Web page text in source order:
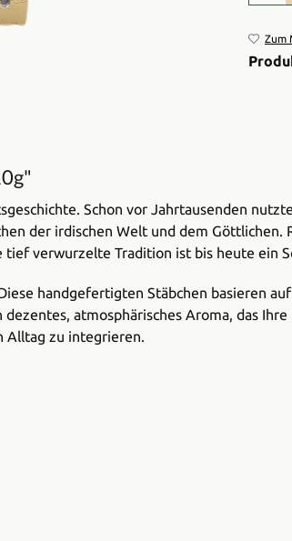
Zum
Schon vor Jahrtausenden
der irdischen Welt und dem
verwurzelte Tradition ist bis heute ein
handgefertigten Stäbchen basieren
atmosphärisches Aroma, das
Alltag zu integrieren.